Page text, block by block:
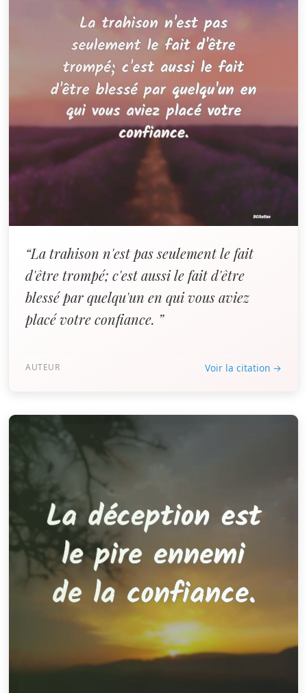
“La trahison n'est pas seulement le fait
d'être trompé; c'est aussi le fait d'être
blessé par quelqu'un en qui vous aviez
placé votre confiance. ”
AUTEUR Voir la citation →